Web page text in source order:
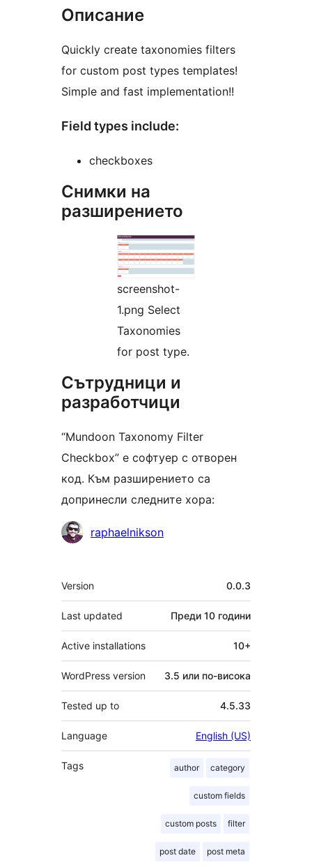
Описание
Quickly create taxonomies filters
for custom post types templates!
Simple and fast implementation!!
Field types include:
checkboxes
Снимки на
разширението
screenshot-
1.png Select
Taxonomies
for post type.
Сътрудници и
разработчици
“Mundoon Taxonomy Filter
Checkbox” е софтуер с отворен
код. Към разширението са
допринесли следните хора:
Сътрудници
raphaelnikson
Мета
Version 0.0.3
Last updated Преди 10 години
Active installations 10+
WordPress version 3.5 или по-висока
Tested up to 4.5.33
Language English (US)
Tags author category
custom fields
custom posts filter
post date post meta